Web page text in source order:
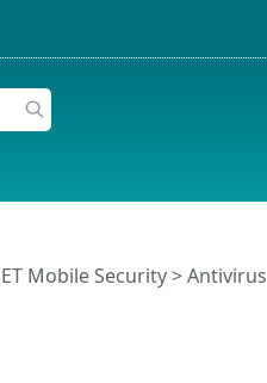
Mobile Security > Antivirus